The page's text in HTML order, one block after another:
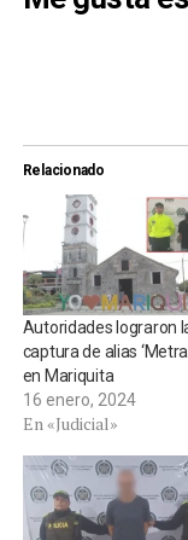
Relacionado
Autoridades lograron
captura de alias
en Mariquita
16 enero, 2024
En «Judicial»